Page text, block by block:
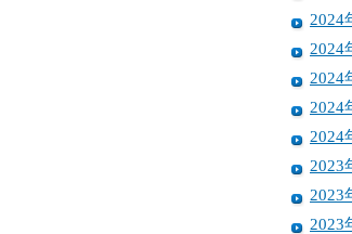
2024
2024
2024
2024
2024
2023
2023
2023